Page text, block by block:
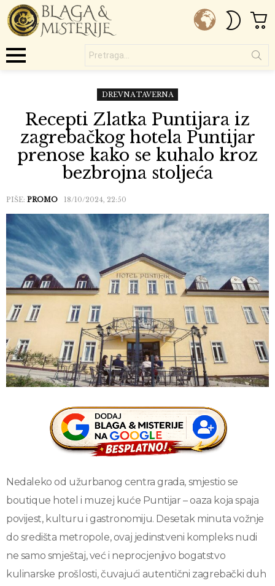
SKIN
DREVNA TAVERNA
Recepti Zlatka Puntijara iz
zagrebačkog hotela Puntijar
prenose kako se kuhalo kroz
bezbrojna stoljeća
PIŠE: PROMO 18/10/2024, 22:50
Nedaleko od užurbanog centra grada, smjestio se
boutique hotel i muzej kuće Puntijar – oaza koja spaja
povijest, kulturu i gastronomiju. Desetak minuta vožnje
do središta metropole, ovaj jedinstveni kompleks nudi
ne samo smještaj, već i neprocjenjivo bogatstvo
kulinarske prošlosti, čuvajući autentični zagrebački duh